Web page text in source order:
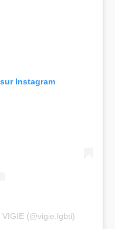
Instagram
(@vigie.lgbti)